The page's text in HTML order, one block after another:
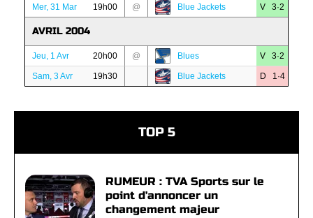
Mer, 31 Mar 19h00 @ Blue Jackets V 3·2
AVRIL 2004
Jeu, 1 Avr 20h00 @ Blues V 3·2
Sam, 3 Avr 19h30 Blue Jackets D 1·4
TOP 5
RUMEUR : TVA Sports sur le
point d'annoncer un
changement majeur